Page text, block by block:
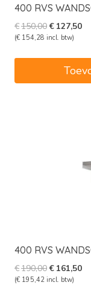
400 RVS
€150,00
prijs
€150,00.
€ 127,50
(€ 154,28 incl. btw)
400 RVS
€190,00
prijs
€ 161,50
(€ 195,42 incl. btw)